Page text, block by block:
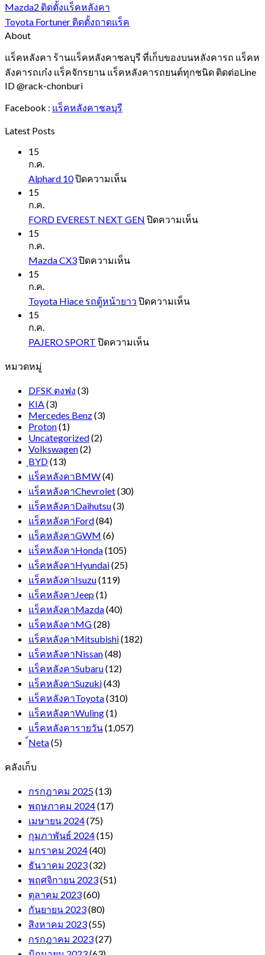
Mazda2 ติดตั้งแร็คหลังคา
Toyota Fortuner ติดตั้งถาดแร็ค
About
แร็คหลังคา ร้านแร็คหลังคาชลบุรี ที่เก็บของบนหลังคารถ แร็คห
ลังคารถเก๋ง แร็คจักรยาน แร็คหลังคารถยนต์ทุกชนิด ติดต่อLine
ID @rack-chonburi
Facebook : แร็คหลังคาชลบุรี
Latest Posts
15
ก.ค.
Alphard 10ปิดความเห็นบน
15
ก.ค.
FORD EVEREST NEXT GEN ปิดความเห็นบน
15
ก.ค.
Mazda CX3ปิดความเห็นบน
15
ก.ค.
Toyota Hiace รถตู้หน้ายาว ปิดความเห็นบน
15
ก.ค.
PAJERO SPORT ปิดความเห็นบน
หมวดหมู่
DFSK ตงฟง (3)
KIA(3)
Mercedes Benz(3)
Proton(1)
Uncategorized(2)
Volkswagen(2)
ฺBYD(13)
แร็คหลังคาBMW(4)
แร็คหลังคาChevrolet(30)
แร็คหลังคาDaihutsu(3)
แร็คหลังคาFord(84)
แร็คหลังคาGWM (6)
แร็คหลังคาHonda(105)
แร็คหลังคาHyundai(25)
แร็คหลังคาIsuzu(119)
แร็คหลังคาJeep(1)
แร็คหลังคาMazda(40)
แร็คหลังคาMG(28)
แร็คหลังคาMitsubishi(182)
แร็คหลังคาNissan(48)
แร็คหลังคาSubaru(12)
แร็คหลังคาSuzuki(43)
แร็คหลังคาToyota(310)
แร็คหลังคาWuling(1)
แร็คหลังคารายวัน(1,057)
์Neta(5)
คลังเก็บ
กรกฎาคม 2025(13)
พฤษภาคม 2024(17)
เมษายน 2024(75)
กุมภาพันธ์ 2024(15)
มกราคม 2024(40)
ธันวาคม 2023(32)
พฤศจิกายน 2023(51)
ตุลาคม 2023(60)
กันยายน 2023(80)
สิงหาคม 2023(55)
กรกฎาคม 2023(27)